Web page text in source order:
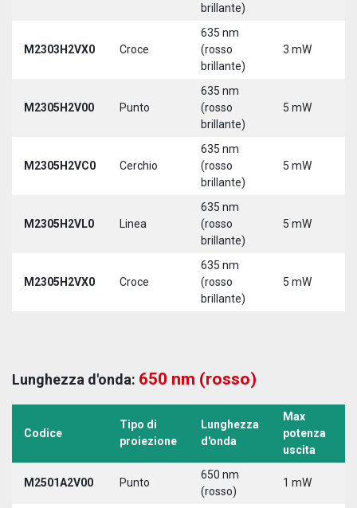
brillante)
M2303H2VX0 Croce
635 nm
(rosso
brillante)
3 mW
M2305H2V00 Punto
635 nm
(rosso
brillante)
5 mW
M2305H2VC0 Cerchio
635 nm
(rosso
brillante)
5 mW
M2305H2VL0 Linea
635 nm
(rosso
brillante)
5 mW
M2305H2VX0 Croce
635 nm
(rosso
brillante)
5 mW
Lunghezza d'onda: 650 nm (rosso)
Codice
Tipo di
proiezione
Lunghezza
d'onda
Max
potenza
uscita
M2501A2V00 Punto
650 nm
(rosso)
1 mW